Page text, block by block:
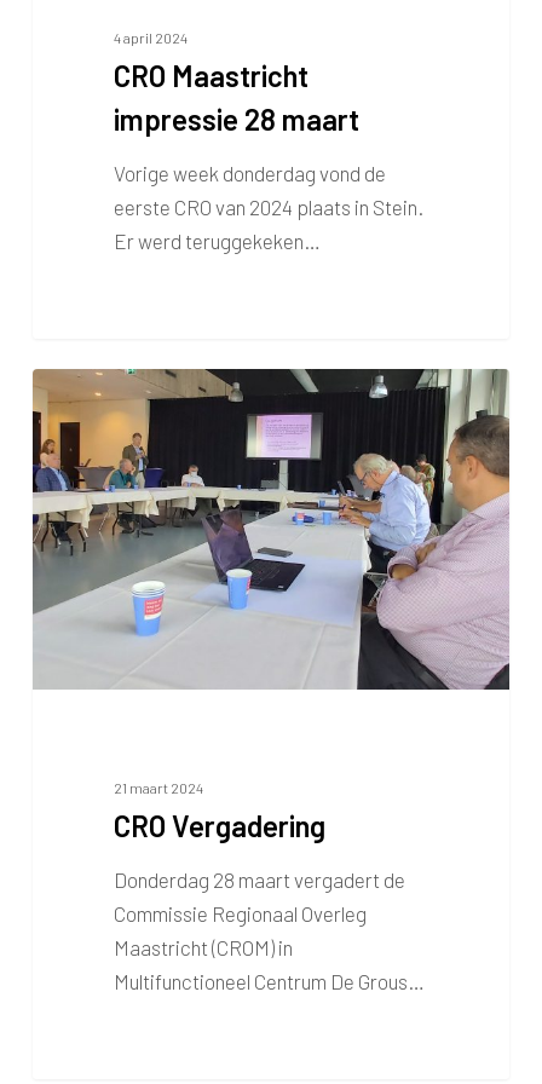
4 april 2024
CRO Maastricht
impressie 28 maart
Vorige week donderdag vond de
eerste CRO van 2024 plaats in Stein.
Er werd teruggekeken…
CRO
Vergadering
21 maart 2024
CRO Vergadering
Donderdag 28 maart vergadert de
Commissie Regionaal Overleg
Maastricht (CROM) in
Multifunctioneel Centrum De Grous…